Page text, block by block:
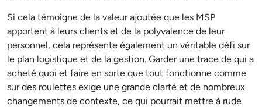
Si cela témoigne de la valeur ajoutée que les MSP
apportent à leurs clients et de la polyvalence de leur
personnel, cela représente également un véritable défi sur
le plan logistique et de la gestion. Garder une trace de qui a
acheté quoi et faire en sorte que tout fonctionne comme
sur des roulettes exige une grande clarté et de nombreux
changements de contexte, ce qui pourrait mettre à rude